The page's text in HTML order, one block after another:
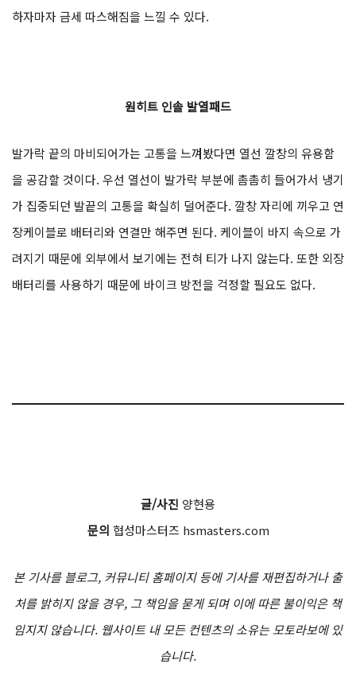
하자마자 금세 따스해짐을 느낄 수 있다.
원히트 인솔 발열패드
발가락 끝의 마비되어가는 고통을 느껴봤다면 열선 깔창의 유용함
을 공감할 것이다. 우선 열선이 발가락 부분에 촘촘히 들어가서 냉기
가 집중되던 발끝의 고통을 확실히 덜어준다. 깔창 자리에 끼우고 연
장케이블로 배터리와 연결만 해주면 된다. 케이블이 바지 속으로 가
려지기 때문에 외부에서 보기에는 전혀 티가 나지 않는다. 또한 외장
배터리를 사용하기 때문에 바이크 방전을 걱정할 필요도 없다.
글/사진 양현용
문의 협성마스터즈 hsmasters.com
본 기사를 블로그, 커뮤니티 홈페이지 등에 기사를 재편집하거나 출
처를 밝히지 않을 경우, 그 책임을 묻게 되며 이에 따른 불이익은 책
임지지 않습니다. 웹사이트 내 모든 컨텐츠의 소유는 모토라보에 있
습니다.